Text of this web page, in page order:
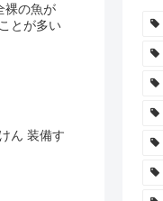
裸の魚が
とが多い
ん 装備す